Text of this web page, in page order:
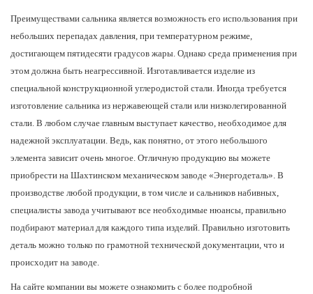
Преимуществами сальника является возможность его использования при
небольших перепадах давления, при температурном режиме,
достигающем пятидесяти градусов жары. Однако среда применения при
этом должна быть неагрессивной. Изготавливается изделие из
специальной конструкционной углеродистой стали. Иногда требуется
изготовление сальника из нержавеющей стали или низколегированной
стали. В любом случае главным выступает качество, необходимое для
надежной эксплуатации. Ведь, как понятно, от этого небольшого
элемента зависит очень многое. Отличную продукцию вы можете
приобрести на Шахтинском механическом заводе «Энергодеталь». В
производстве любой продукции, в том числе и сальников набивных,
специалисты завода учитывают все необходимые нюансы, правильно
подбирают материал для каждого типа изделий. Правильно изготовить
деталь можно только по грамотной технической документации, что и
происходит на заводе.
На сайте компании вы можете ознакомить с более подробной